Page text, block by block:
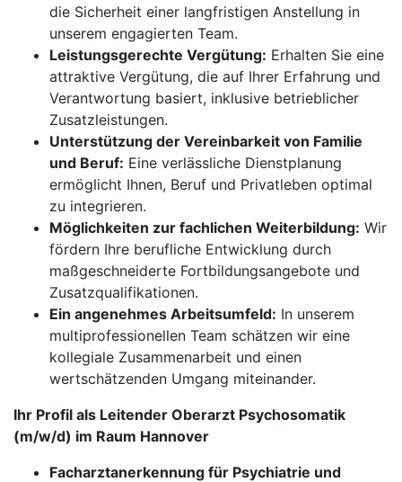
die Sicherheit einer langfristigen Anstellung in
unserem engagierten Team.
Leistungsgerechte Vergütung: Erhalten Sie eine
attraktive Vergütung, die auf Ihrer Erfahrung und
Verantwortung basiert, inklusive betrieblicher
Zusatzleistungen.
Unterstützung der Vereinbarkeit von Familie
und Beruf: Eine verlässliche Dienstplanung
ermöglicht Ihnen, Beruf und Privatleben optimal
zu integrieren.
Möglichkeiten zur fachlichen Weiterbildung: Wir
fördern Ihre berufliche Entwicklung durch
maßgeschneiderte Fortbildungsangebote und
Zusatzqualifikationen.
Ein angenehmes Arbeitsumfeld: In unserem
multiprofessionellen Team schätzen wir eine
kollegiale Zusammenarbeit und einen
wertschätzenden Umgang miteinander.
Ihr Profil als Leitender Oberarzt Psychosomatik
(m/w/d) im Raum Hannover
Facharztanerkennung für Psychiatrie und